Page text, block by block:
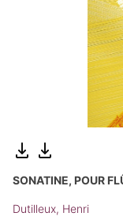
SONATINE, POUR
Dutilleux, Henri